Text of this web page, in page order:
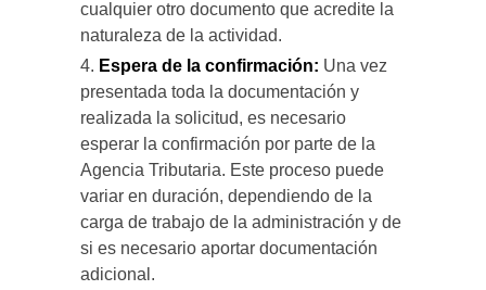
cualquier otro documento que acredite la
naturaleza de la actividad.
Espera de la confirmación: Una vez
presentada toda la documentación y
realizada la solicitud, es necesario
esperar la confirmación por parte de la
Agencia Tributaria. Este proceso puede
variar en duración, dependiendo de la
carga de trabajo de la administración y de
si es necesario aportar documentación
adicional.